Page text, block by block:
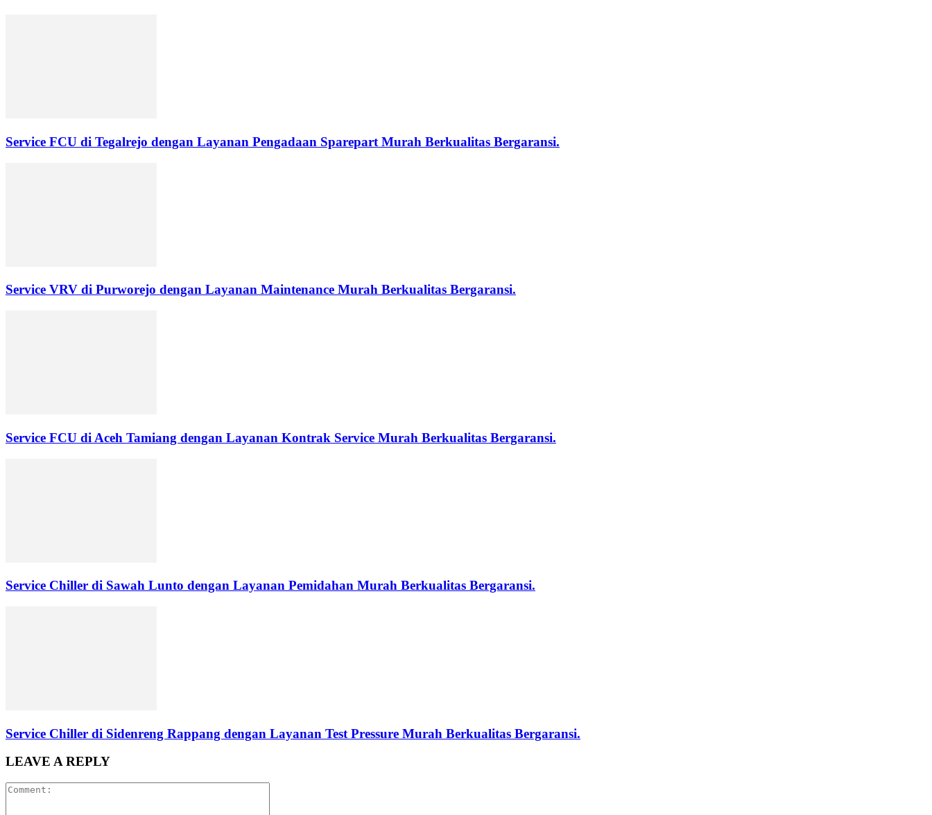
Service FCU di Tegalrejo dengan Layanan Pengadaan Sparepart Murah Berkualitas Bergaransi.
Service VRV di Purworejo dengan Layanan Maintenance Murah Berkualitas Bergaransi.
Service FCU di Aceh Tamiang dengan Layanan Kontrak Service Murah Berkualitas Bergaransi.
Service Chiller di Sawah Lunto dengan Layanan Pemidahan Murah Berkualitas Bergaransi.
Service Chiller di Sidenreng Rappang dengan Layanan Test Pressure Murah Berkualitas Bergaransi.
LEAVE A REPLY